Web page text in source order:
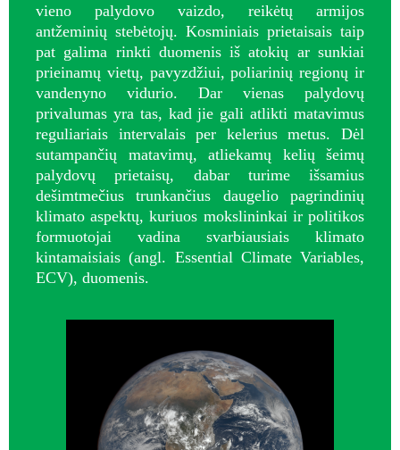
vieno palydovo vaizdo, reikėtų armijos
antžeminių stebėtojų. Kosminiais prietaisais taip
pat galima rinkti duomenis iš atokių ar sunkiai
prieinamų vietų, pavyzdžiui, poliarinių regionų ir
vandenyno vidurio. Dar vienas palydovų
privalumas yra tas, kad jie gali atlikti matavimus
reguliariais intervalais per kelerius metus. Dėl
sutampančių matavimų, atliekamų kelių šeimų
palydovų prietaisų, dabar turime išsamius
dešimtmečius trunkančius daugelio pagrindinių
klimato aspektų, kuriuos mokslininkai ir politikos
formuotojai vadina svarbiausiais klimato
kintamaisiais (angl. Essential Climate Variables,
ECV), duomenis.